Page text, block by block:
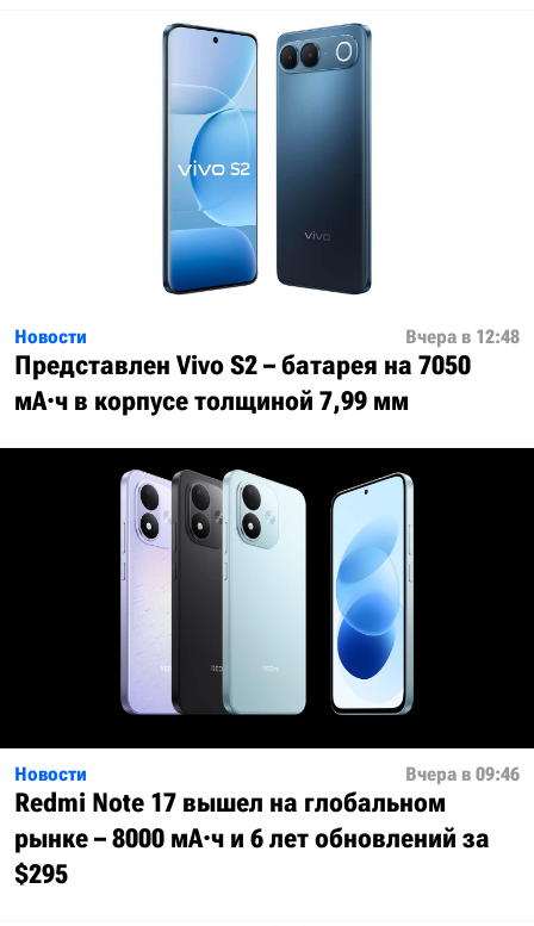
Новости Вчера в 12:48
Представлен Vivo S2 – батарея на 7050
мА·ч в корпусе толщиной 7,99 мм
Новости Вчера в 09:46
Redmi Note 17 вышел на глобальном
рынке – 8000 мА·ч и 6 лет обновлений за
$295